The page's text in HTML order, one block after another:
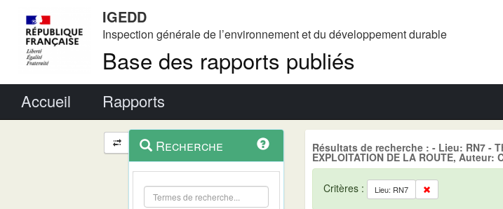
IGEDD
Inspection générale de l’environnement et du développement durable
Base des rapports publiés
Accueil Rapports
Navigation
et
outils
contextuel
Recherche Résultats de recherche : - Lieu: RN7 -
EXPLOITATION DE LA ROUTE, Auteur:
Critères : Lieu: RN7